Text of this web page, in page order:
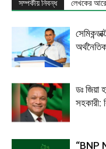
সম্পর্কীয় নিবন্ধ লেখকের
ডঃ জিয়া
সহকারী:
“BNP